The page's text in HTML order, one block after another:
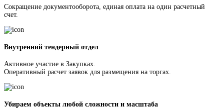
Сокращение документооборота, единая оплата на один расчетный
счет.
Внутренний тендерный отдел
Активное участие в Закупках.
Оперативный расчет заявок для размещения на торгах.
Убираем объекты любой сложности и масштаба